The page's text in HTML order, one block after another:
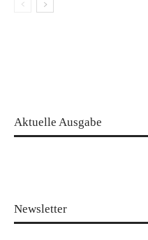
Aktuelle Ausgabe
Newsletter